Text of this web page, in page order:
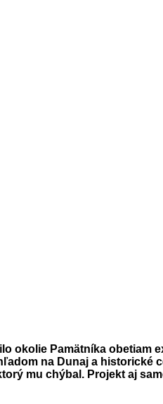
okolie Pamätníka obetiam
na Dunaj a historické
mu chýbal. Projekt aj